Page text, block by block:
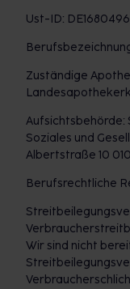
Ust-ID:
Zuständige
Aufsichtsbehörde:
Soziales und
Albertstraße 10
Berufsrechtliche
Wir sind nicht